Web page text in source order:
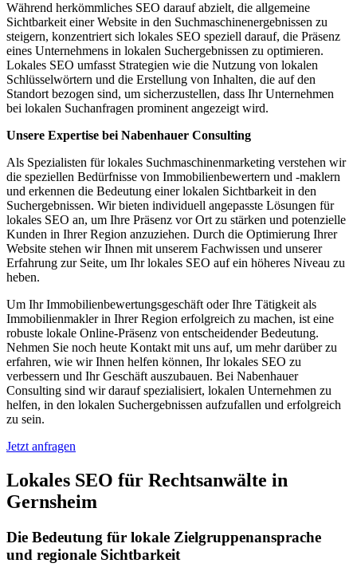
Während herkömmliches SEO darauf abzielt, die allgemeine
Sichtbarkeit einer Website in den Suchmaschinenergebnissen zu
steigern, konzentriert sich lokales SEO speziell darauf, die Präsenz
eines Unternehmens in lokalen Suchergebnissen zu optimieren.
Lokales SEO umfasst Strategien wie die Nutzung von lokalen
Schlüsselwörtern und die Erstellung von Inhalten, die auf den
Standort bezogen sind, um sicherzustellen, dass Ihr Unternehmen
bei lokalen Suchanfragen prominent angezeigt wird.
Unsere Expertise bei Nabenhauer Consulting
Als Spezialisten für lokales Suchmaschinenmarketing verstehen wir
die speziellen Bedürfnisse von Immobilienbewertern und -maklern
und erkennen die Bedeutung einer lokalen Sichtbarkeit in den
Suchergebnissen. Wir bieten individuell angepasste Lösungen für
lokales SEO an, um Ihre Präsenz vor Ort zu stärken und potenzielle
Kunden in Ihrer Region anzuziehen. Durch die Optimierung Ihrer
Website stehen wir Ihnen mit unserem Fachwissen und unserer
Erfahrung zur Seite, um Ihr lokales SEO auf ein höheres Niveau zu
heben.
Um Ihr Immobilienbewertungsgeschäft oder Ihre Tätigkeit als
Immobilienmakler in Ihrer Region erfolgreich zu machen, ist eine
robuste lokale Online-Präsenz von entscheidender Bedeutung.
Nehmen Sie noch heute Kontakt mit uns auf, um mehr darüber zu
erfahren, wie wir Ihnen helfen können, Ihr lokales SEO zu
verbessern und Ihr Geschäft auszubauen. Bei Nabenhauer
Consulting sind wir darauf spezialisiert, lokalen Unternehmen zu
helfen, in den lokalen Suchergebnissen aufzufallen und erfolgreich
zu sein.
Jetzt anfragen
Lokales SEO für Rechtsanwälte in
Gernsheim
Die Bedeutung für lokale Zielgruppenansprache
und regionale Sichtbarkeit